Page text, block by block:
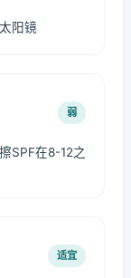
阳镜
弱
SPF在8-12之
适宜